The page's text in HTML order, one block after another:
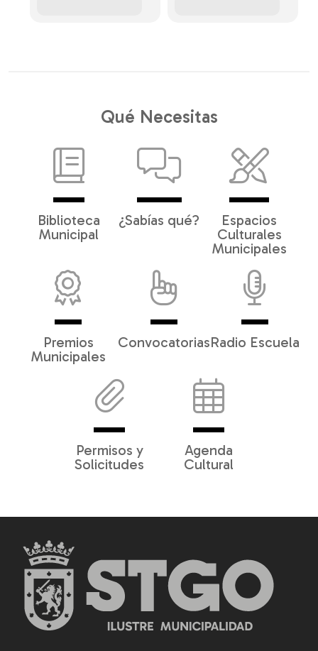
Qué Necesitas
Biblioteca
Municipal
¿Sabías qué?
Espacios
Culturales
Municipales
Premios
Municipales
ConvocatoriasRadio Escuela
Permisos y
Solicitudes
Agenda
Cultural